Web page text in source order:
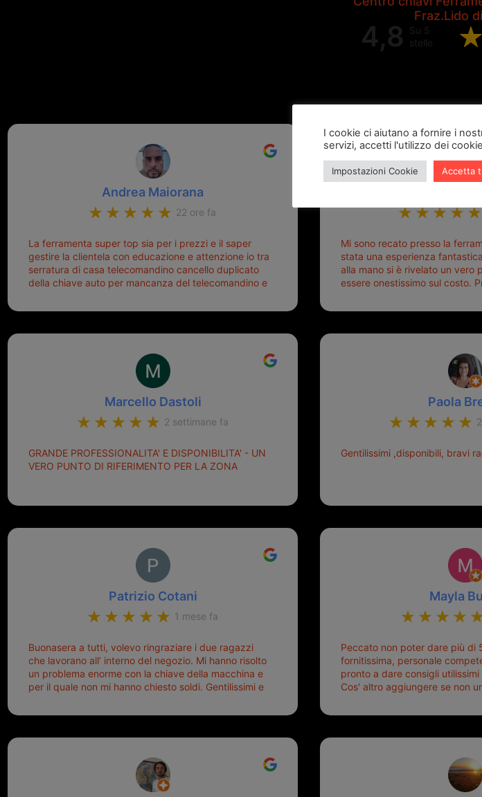
Fraz.Lido
4,8
Su 5
stelle
Andrea Maiorana
22 ore fa
La ferramenta super top sia per i prezzi e il saper
gestire la clientela con educazione e attenzione io tra
serratura di casa telecomandino cancello duplicato
della chiave auto per mancanza del telecomandino e
meglio ferramenta de ostia e poi il prorietario il signor
Mi sono recato presso la
stata una esperienza
alla mano si è rivelato un vero
essere onestissimo sul costo.
Marcello Dastoli
2 settimane fa
GRANDE PROFESSIONALITA' E DISPONIBILITA' - UN
VERO PUNTO DI RIFERIMENTO PER LA ZONA
Paola
Gentilissimi ,disponibili, bravi
Patrizio Cotani
1 mese fa
Buonasera a tutti, volevo ringraziare i due ragazzi
che lavorano all’ interno del negozio. Mi hanno risolto
un problema enorme con la chiave della macchina e
per il quale non mi hanno chiesto soldi. Gentilissimi e
Sicuramente tornerò qui per qualsiasi altro problema.
Mayla
Peccato non poter dare più di
fornitissima, personale
pronto a dare consigli
Cos' altro aggiungere se non
siete il mio riferimento. Ah
trove! Top top top!!!
I cookie ci aiutano a fornire i
servizi, accetti l'utilizzo dei
Impostazioni Cookie Accetta